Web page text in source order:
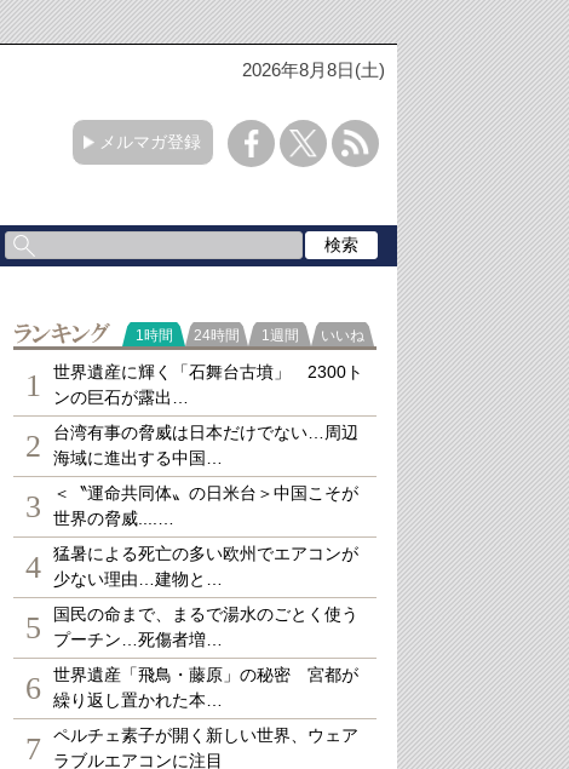
2026年8月8日(土)
メルマガ登録
ランキング
1時間 24時間 1週間 いいね
1
世界遺産に輝く「石舞台古墳」 2300ト
ンの巨石が露出…
2
台湾有事の脅威は日本だけでない…周辺
海域に進出する中国…
3
＜〝運命共同体〟の日米台＞中国こそが
世界の脅威....…
4
猛暑による死亡の多い欧州でエアコンが
少ない理由…建物と…
5
国民の命まで、まるで湯水のごとく使う
プーチン…死傷者増…
6
世界遺産「飛鳥・藤原」の秘密 宮都が
繰り返し置かれた本…
7
ペルチェ素子が開く新しい世界、ウェア
ラブルエアコンに注目